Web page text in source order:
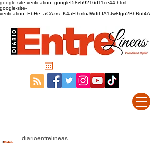
google-site-verification: googlef58eb9216d11ce44.html
google-site-
verification=EbHe_aCAzrs_K4aFIhmluJWdtLIA1Jw8Igo2BhRnt4A
diarioentrelineas